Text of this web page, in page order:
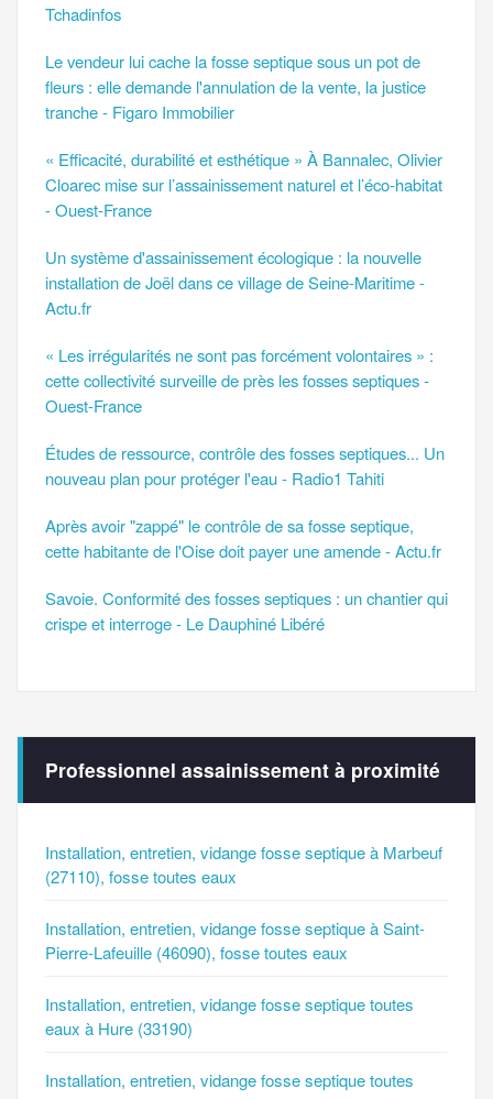
Tchadinfos
Le vendeur lui cache la fosse septique sous un pot de
fleurs : elle demande l'annulation de la vente, la justice
tranche - Figaro Immobilier
« Efficacité, durabilité et esthétique » À Bannalec, Olivier
Cloarec mise sur l’assainissement naturel et l’éco-habitat
- Ouest-France
Un système d'assainissement écologique : la nouvelle
installation de Joël dans ce village de Seine-Maritime -
Actu.fr
« Les irrégularités ne sont pas forcément volontaires » :
cette collectivité surveille de près les fosses septiques -
Ouest-France
Études de ressource, contrôle des fosses septiques... Un
nouveau plan pour protéger l'eau - Radio1 Tahiti
Après avoir "zappé" le contrôle de sa fosse septique,
cette habitante de l'Oise doit payer une amende - Actu.fr
Savoie. Conformité des fosses septiques : un chantier qui
crispe et interroge - Le Dauphiné Libéré
Professionnel assainissement à proximité
Installation, entretien, vidange fosse septique à Marbeuf
(27110), fosse toutes eaux
Installation, entretien, vidange fosse septique à Saint-
Pierre-Lafeuille (46090), fosse toutes eaux
Installation, entretien, vidange fosse septique toutes
eaux à Hure (33190)
Installation, entretien, vidange fosse septique toutes